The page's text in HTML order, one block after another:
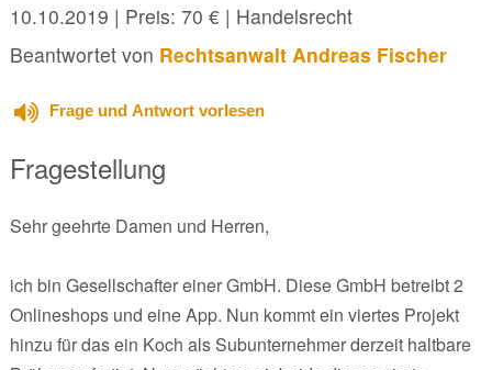
10.10.2019 | Preis: 70 € | Handelsrecht
Beantwortet von Rechtsanwalt Andreas Fischer
Frage und Antwort vorlesen
Fragestellung
Sehr geehrte Damen und Herren,
ich bin Gesellschafter einer GmbH. Diese GmbH betreibt 2
Onlineshops und eine App. Nun kommt ein viertes Projekt
hinzu für das ein Koch als Subunternehmer derzeit haltbare